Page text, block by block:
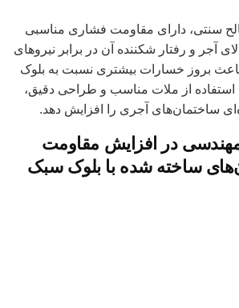
سنتی، دارای مقاومت فشاری مناسبی
آجر و رفتار شکننده آن در برابر نیروهای
بروز خسارات بیشتری نسبت به بلوک
استفاده از ملات مناسب و طراحی دقیق،
ساختمان‌های آجری را افزایش دهد.
در افزایش مقاومت
ساخته شده با بلوک سبک